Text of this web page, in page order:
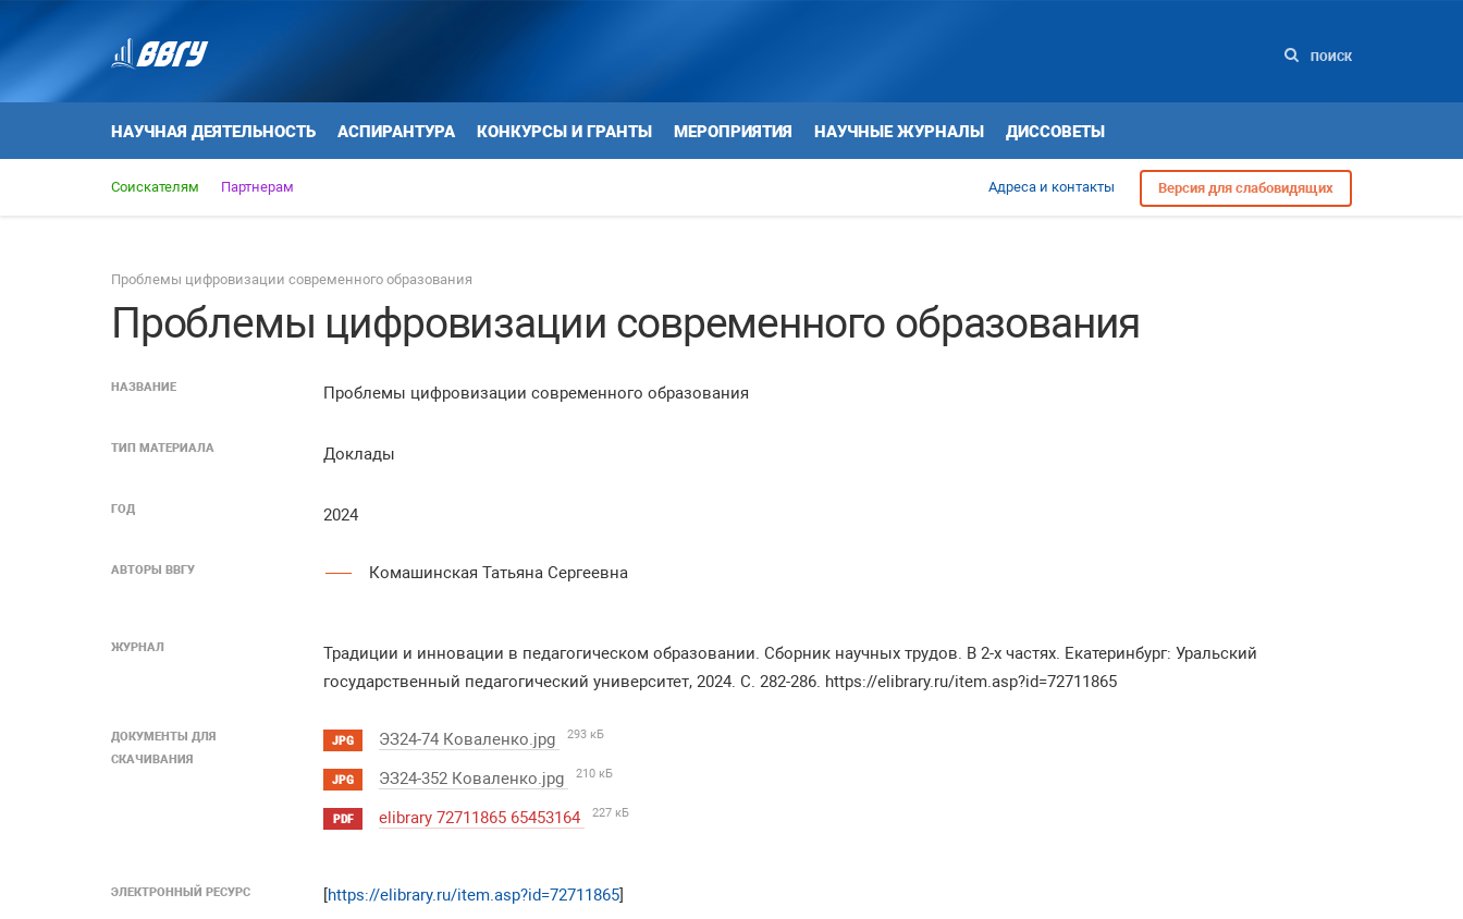
ПОИСК
НАУЧНАЯ ДЕЯТЕЛЬНОСТЬ АСПИРАНТУРА КОНКУРСЫ И ГРАНТЫ МЕРОПРИЯТИЯ НАУЧНЫЕ ЖУРНАЛЫ ДИССОВЕТЫ
Соискателям Партнерам Адреса и контакты Версия для слабовидящих
Проблемы цифровизации современного образования
Проблемы цифровизации современного образования
НАЗВАНИЕ Проблемы цифровизации современного образования
ТИП МАТЕРИАЛА Доклады
ГОД 2024
АВТОРЫ ВВГУ Комашинская Татьяна Сергеевна
ЖУРНАЛ
Традиции и инновации в педагогическом образовании. Сборник научных трудов. В 2-х частях. Екатеринбург: Уральский
государственный педагогический университет, 2024. С. 282-286. https://elibrary.ru/item.asp?id=72711865
ДОКУМЕНТЫ ДЛЯ
СКАЧИВАНИЯ
JPG ЭЗ24-74 Коваленко.jpg 293 кБ
JPG ЭЗ24-352 Коваленко.jpg 210 кБ
PDF elibrary 72711865 65453164 227 кБ
ЭЛЕКТРОННЫЙ РЕСУРС [https://elibrary.ru/item.asp?id=72711865]